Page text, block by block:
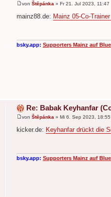
i
g
von Štěpánka » Fr 21. Jul 2023, 11:47
mainz88.de: Mainz 05-Co-
bsky.app: Supporters Mainz auf
Re: Babak Keyhanfar
i
g
von Štěpánka » Mi 6. Sep 2023, 18:55
kicker.de: Keyhanfar drückt die
bsky.app: Supporters Mainz auf